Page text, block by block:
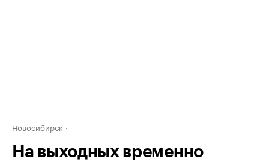
Новосибирск
На выходных временно